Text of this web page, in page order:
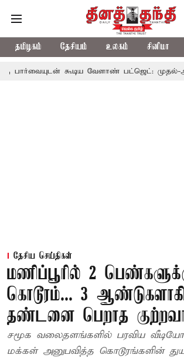
தமிழகம் தேசியம் உலகம் சினிமா
கூடிய வேளாண் பட்ஜெட்: முதல்-அமைச்சர்
தேசிய செய்திகள்
மணிப்பூரில் 2
கொடூரம்... 3
தண்டனை பெறாத
சமூக வலைதளங்களில் பரவிய
மக்கள் அனுபவித்த கொடூரங்களின்